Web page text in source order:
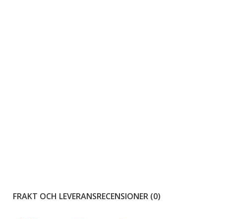
FRAKT OCH LEVERANSRECENSIONER (0)